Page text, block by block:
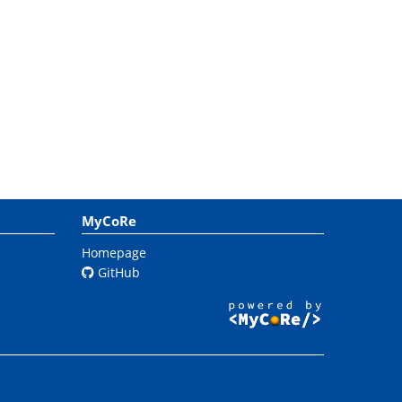
MyCoRe
Homepage
GitHub